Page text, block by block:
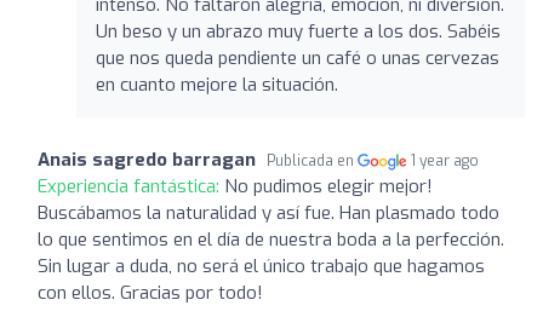
Un beso y un abrazo muy fuerte a los dos. Sabéis
que nos queda pendiente un café o unas cervezas
en cuanto mejore la situación.
Anais sagredo barragan Publicada en 1 year ago
Experiencia fantástica: No pudimos elegir mejor!
Buscábamos la naturalidad y así fue. Han plasmado todo
lo que sentimos en el día de nuestra boda a la perfección.
Sin lugar a duda, no será el único trabajo que hagamos
con ellos. Gracias por todo!